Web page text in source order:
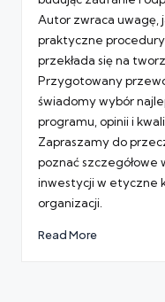
Autor zwraca uwagę,
praktyczne procedury
przekłada się na
Przygotowany
świadomy wybór
programu, opinii i
Zapraszamy do
poznać szczegółowe
inwestycji w etyczne
organizacji.
Read More